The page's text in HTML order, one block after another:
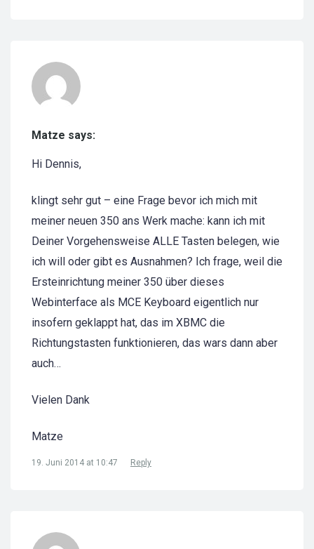
Matze says:
Hi Dennis,
klingt sehr gut – eine Frage bevor ich mich mit
meiner neuen 350 ans Werk mache: kann ich mit
Deiner Vorgehensweise ALLE Tasten belegen, wie
ich will oder gibt es Ausnahmen? Ich frage, weil die
Ersteinrichtung meiner 350 über dieses
Webinterface als MCE Keyboard eigentlich nur
insofern geklappt hat, das im XBMC die
Richtungstasten funktionieren, das wars dann aber
auch…
Vielen Dank
Matze
19. Juni 2014 at 10:47 Reply